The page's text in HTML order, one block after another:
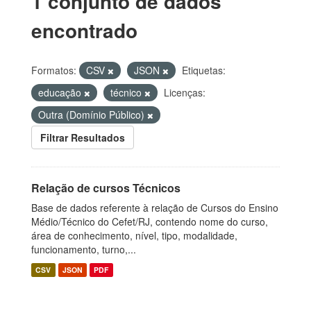
encontrado
Formatos: CSV JSON
Etiquetas:
educação
técnico
Licenças:
Outra (Domínio Público)
Filtrar Resultados
Relação de cursos Técnicos
Base de dados referente à relação de Cursos do Ensino
Médio/Técnico do Cefet/RJ, contendo nome do curso,
área de conhecimento, nível, tipo, modalidade,
funcionamento, turno,...
CSV JSON PDF